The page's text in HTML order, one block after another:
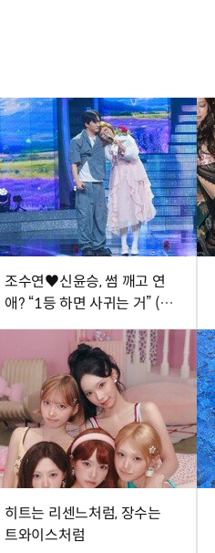
조수연♥신윤승, 썸 깨고 연
애? “1등 하면 사귀는 거” (미
스트롯 포유)
히트는 리센느처럼, 장수는
트와이스처럼